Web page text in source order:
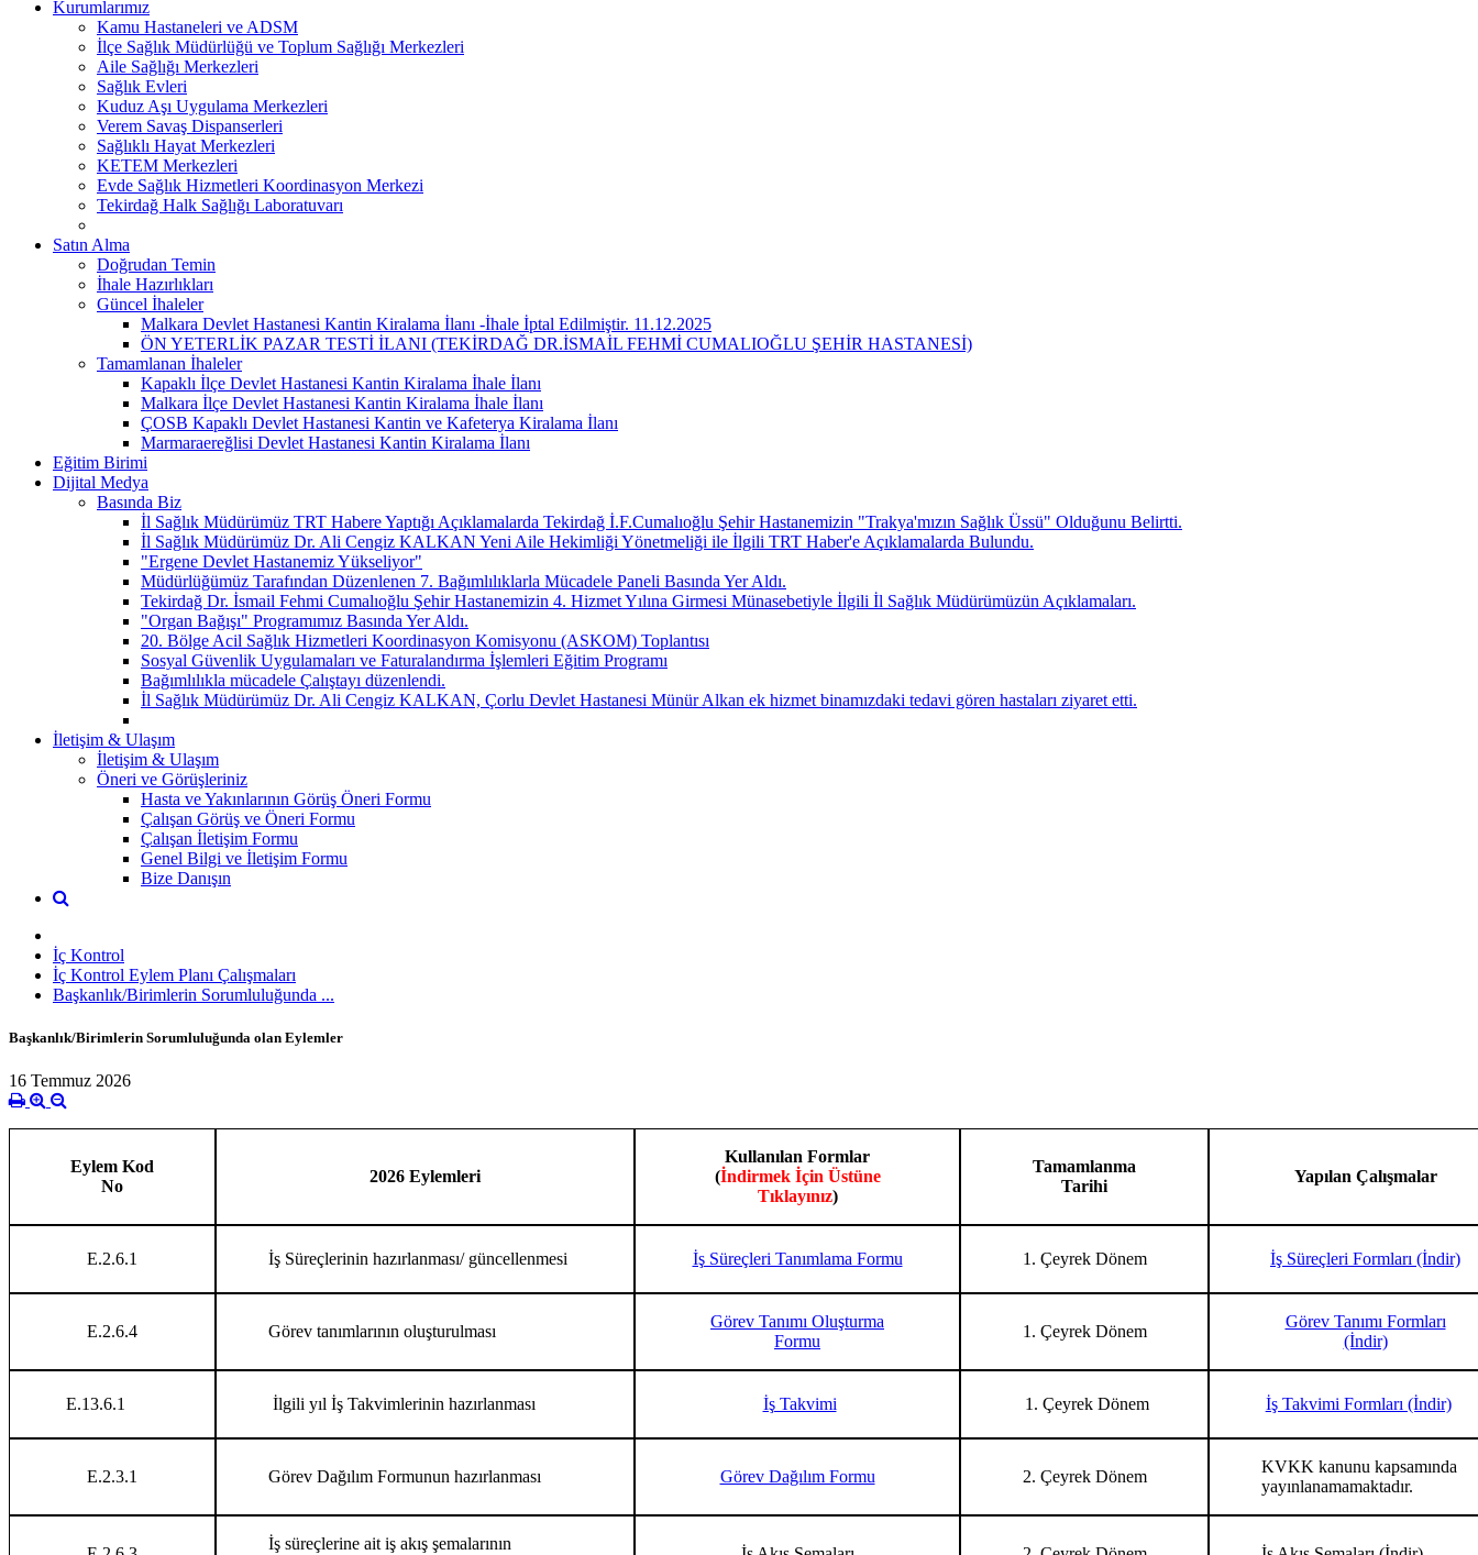
Kurumlarımız
Kamu Hastaneleri ve ADSM
İlçe Sağlık Müdürlüğü ve Toplum Sağlığı Merkezleri
Aile Sağlığı Merkezleri
Sağlık Evleri
Kuduz Aşı Uygulama Merkezleri
Verem Savaş Dispanserleri
Sağlıklı Hayat Merkezleri
KETEM Merkezleri
Evde Sağlık Hizmetleri Koordinasyon Merkezi
Tekirdağ Halk Sağlığı Laboratuvarı
Satın Alma
Doğrudan Temin
İhale Hazırlıkları
Güncel İhaleler
Malkara Devlet Hastanesi Kantin Kiralama İlanı -İhale İptal Edilmiştir. 11.12.2025
ÖN YETERLİK PAZAR TESTİ İLANI (TEKİRDAĞ DR.İSMAİL FEHMİ CUMALIOĞLU ŞEHİR HASTANESİ)
Tamamlanan İhaleler
Kapaklı İlçe Devlet Hastanesi Kantin Kiralama İhale İlanı
Malkara İlçe Devlet Hastanesi Kantin Kiralama İhale İlanı
ÇOSB Kapaklı Devlet Hastanesi Kantin ve Kafeterya Kiralama İlanı
Marmaraereğlisi Devlet Hastanesi Kantin Kiralama İlanı
Eğitim Birimi
Dijital Medya
Basında Biz
İl Sağlık Müdürümüz TRT Habere Yaptığı Açıklamalarda Tekirdağ İ.F.Cumalıoğlu Şehir Hastanemizin "Trakya'mızın Sağlık Üssü" Olduğunu Belirtti.
İl Sağlık Müdürümüz Dr. Ali Cengiz KALKAN Yeni Aile Hekimliği Yönetmeliği ile İlgili TRT Haber'e Açıklamalarda Bulundu.
"Ergene Devlet Hastanemiz Yükseliyor"
Müdürlüğümüz Tarafından Düzenlenen 7. Bağımlılıklarla Mücadele Paneli Basında Yer Aldı.
Tekirdağ Dr. İsmail Fehmi Cumalıoğlu Şehir Hastanemizin 4. Hizmet Yılına Girmesi Münasebetiyle İlgili İl Sağlık Müdürümüzün Açıklamaları.
"Organ Bağışı" Programımız Basında Yer Aldı.
20. Bölge Acil Sağlık Hizmetleri Koordinasyon Komisyonu (ASKOM) Toplantısı
Sosyal Güvenlik Uygulamaları ve Faturalandırma İşlemleri Eğitim Programı
Bağımlılıkla mücadele Çalıştayı düzenlendi.
İl Sağlık Müdürümüz Dr. Ali Cengiz KALKAN, Çorlu Devlet Hastanesi Münür Alkan ek hizmet binamızdaki tedavi gören hastaları ziyaret etti.
İletişim & Ulaşım
İletişim & Ulaşım
Öneri ve Görüşleriniz
Hasta ve Yakınlarının Görüş Öneri Formu
Çalışan Görüş ve Öneri Formu
Çalışan İletişim Formu
Genel Bilgi ve İletişim Formu
Bize Danışın
İç Kontrol
İç Kontrol Eylem Planı Çalışmaları
Başkanlık/Birimlerin Sorumluluğunda ...
Başkanlık/Birimlerin Sorumluluğunda olan Eylemler
16 Temmuz 2026
Eylem Kod
No
2026 Eylemleri
Kullanılan Formlar
(İndirmek İçin Üstüne
Tıklayınız)
Tamamlanma
Tarihi
Yapılan Çalışmalar
E.2.6.1 İş Süreçlerinin hazırlanması/ güncellenmesi İş Süreçleri Tanımlama Formu 1. Çeyrek Dönem İş Süreçleri Formları (İndir)
E.2.6.4 Görev tanımlarının oluşturulması
Görev Tanımı Oluşturma
Formu
1. Çeyrek Dönem
Görev Tanımı Formları
(İndir)
E.13.6.1 İlgili yıl İş Takvimlerinin hazırlanması İş Takvimi 1. Çeyrek Dönem İş Takvimi Formları (İndir)
E.2.3.1 Görev Dağılım Formunun hazırlanması Görev Dağılım Formu 2. Çeyrek Dönem
KVKK kanunu kapsamında
yayınlanamamaktadır.
İş süreçlerine ait iş akış şemalarının